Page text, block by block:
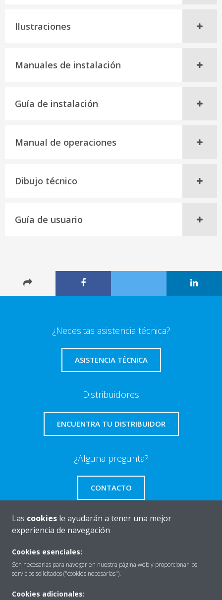
Ilustraciones
Manuales de instalación
Guía de instalación
Manual de operaciones
Dibujo técnico
Guía de usuario
¿Necesitas asistencia técnica?
ASISTENCIA TÉCNICA
Distribuidores
ENCUENTRA TU DISTRIBUIDOR
¿Alguna pregunta?
CONTACTO
Quiénes somos
Las cookies le ayudarán a tener una mejor
experiencia de navegación
Cookies esenciales:
Son necesarias para navegar en nuestra página web y proporcionar los
servicios solicitados ("cookies necesarias").
Cookies adicionales: